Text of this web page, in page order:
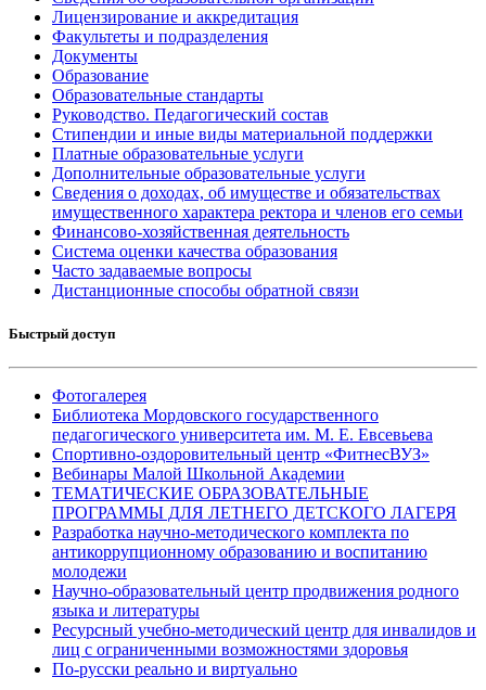
Лицензирование и аккредитация
Факультеты и подразделения
Документы
Образование
Образовательные стандарты
Руководство. Педагогический состав
Стипендии и иные виды материальной поддержки
Платные образовательные услуги
Дополнительные образовательные услуги
Сведения о доходах, об имуществе и обязательствах
имущественного характера ректора и членов его семьи
Финансово-хозяйственная деятельность
Система оценки качества образования
Часто задаваемые вопросы
Дистанционные способы обратной связи
Быстрый доступ
Фотогалерея
Библиотека Мордовского государственного
педагогического университета им. М. Е. Евсевьева
Спортивно-оздоровительный центр «ФитнесВУЗ»
Вебинары Малой Школьной Академии
ТЕМАТИЧЕСКИЕ ОБРАЗОВАТЕЛЬНЫЕ
ПРОГРАММЫ ДЛЯ ЛЕТНЕГО ДЕТСКОГО ЛАГЕРЯ
Разработка научно-методического комплекта по
антикоррупционному образованию и воспитанию
молодежи
Научно-образовательный центр продвижения родного
языка и литературы
Ресурсный учебно-методический центр для инвалидов и
лиц с ограниченными возможностями здоровья
По-русски реально и виртуально